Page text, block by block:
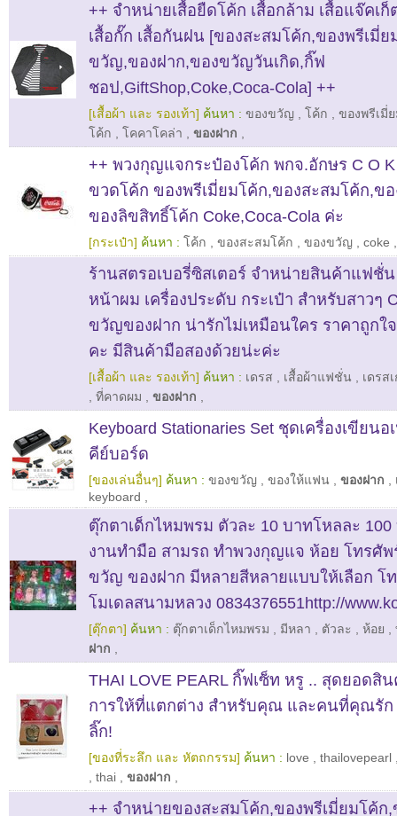
++ จำหน่ายเสื้อยืดโค้ก เสื้อกล้าม เสื้อแจ๊คเ
เสื้อกั๊ก เสื้อกันฝน [ของสะสมโค้ก,ของพรีเมี่
ขวัญ,ของฝาก,ของขวัญวันเกิด,กิ๊ฟ
ชอป,GiftShop,Coke,Coca-Cola] ++
[เสื้อผ้า และ รองเท้า] ค้นหา : ของขวัญ โค้ก
ของพรีเมี่
โค้ก
โคคาโคล่า ของฝาก
++ พวงกุญแจกระป๋องโค้ก พกจ.อักษร C O
ขวดโค้ก ของพรีเมี่ยมโค้ก,ของสะสมโค้ก,ข
ของลิขสิทธิ์โค้ก Coke,Coca-Cola ค่ะ
[กระเป๋า] ค้นหา : โค้ก ของสะสมโค้ก ของขวัญ coke
ร้านสตรอเบอรี่ซิสเตอร์ จำหน่ายสินค้าแฟชั่
หน้าผม เครื่องประดับ กระเป๋า สำหรับสาวๆ
ขวัญของฝาก น่ารักไม่เหมือนใคร ราคาถูกใ
คะ มีสินค้ามือสองด้วยน่ะค่ะ
[เสื้อผ้า และ รองเท้า] ค้นหา : เดรส เสื้อผ้าแฟชั่น
เดรส
ที่คาดผม ของฝาก
Keyboard Stationaries Set ชุดเครื่องเขียน
คีย์บอร์ด
[ของเล่นอื่นๆ] ค้นหา : ของขวัญ ของให้แฟน ของฝาก
keyboard
ตุ๊กตาเด็กไหมพรม ตัวละ 10 บาทโหลละ
งานทำมือ สามรถ ทำพวงกุญแจ ห้อย โทรศัพ
ขวัญ ของฝาก มีหลายสีหลายแบบให้เลือก โ
โมเดลสนามหลวง 0834376551http://
[ตุ๊กตา] ค้นหา : ตุ๊กตาเด็กไหมพรม มีหลา ตัวละ ห้อย
ฝาก
THAI LOVE PEARL กิ๊ฟเซ็ท หรู .. สุดยอดสิ
การให้ที่แตกต่าง สำหรับคุณ และคนที่คุณรัก
ลิ๊ก!
[ของที่ระลึก และ หัตถกรรม] ค้นหา : love thailovepearl
thai ของฝาก
++ จำหน่ายของสะสมโค้ก,ของพรีเมี่ยมโค้